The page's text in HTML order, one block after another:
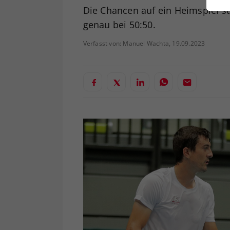
Die Chancen auf ein Heimspiel
genau bei 50:50.
Verfasst von: Manuel Wachta, 19.09.2023